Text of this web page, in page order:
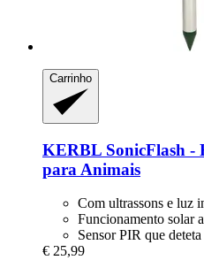
Carrinho
KERBL SonicFlash -​
para Animais
Com ultrassons e luz
Funcionamento solar
Sensor PIR que
€ 25,99